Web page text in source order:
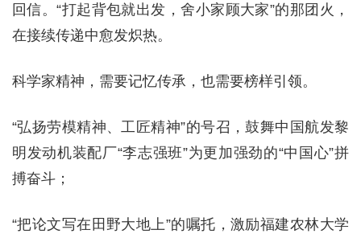
回信。“打起背包就出发，舍小家顾大家”的那团火，
在接续传递中愈发炽热。
科学家精神，需要记忆传承，也需要榜样引领。
“弘扬劳模精神、工匠精神”的号召，鼓舞中国航发黎
明发动机装配厂“李志强班”为更加强劲的“中国心”拼
搏奋斗；
“把论文写在田野大地上”的嘱托，激励福建农林大学